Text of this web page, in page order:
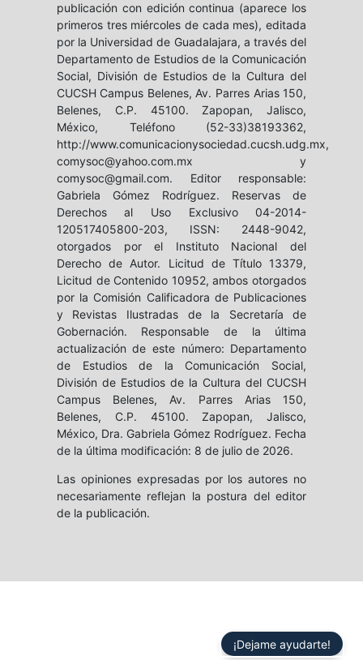
publicación con edición continua (aparece los
primeros tres miércoles de cada mes), editada
por la Universidad de Guadalajara, a través del
Departamento de Estudios de la Comunicación
Social, División de Estudios de la Cultura del
CUCSH Campus Belenes, Av. Parres Arias 150,
Belenes, C.P. 45100. Zapopan, Jalisco,
México, Teléfono (52-33)38193362,
http://www.comunicacionysociedad.cucsh.udg.mx,
comysoc@yahoo.com.mx y
comysoc@gmail.com. Editor responsable:
Gabriela Gómez Rodríguez. Reservas de
Derechos al Uso Exclusivo 04-2014-
120517405800-203, ISSN: 2448-9042,
otorgados por el Instituto Nacional del
Derecho de Autor. Licitud de Título 13379,
Licitud de Contenido 10952, ambos otorgados
por la Comisión Calificadora de Publicaciones
y Revistas Ilustradas de la Secretaría de
Gobernación. Responsable de la última
actualización de este número: Departamento
de Estudios de la Comunicación Social,
División de Estudios de la Cultura del CUCSH
Campus Belenes, Av. Parres Arias 150,
Belenes, C.P. 45100. Zapopan, Jalisco,
México, Dra. Gabriela Gómez Rodríguez. Fecha
de la última modificación: 8 de julio de 2026.
Las opiniones expresadas por los autores no
necesariamente reflejan la postura del editor
de la publicación.
¡Dejame ayudarte!